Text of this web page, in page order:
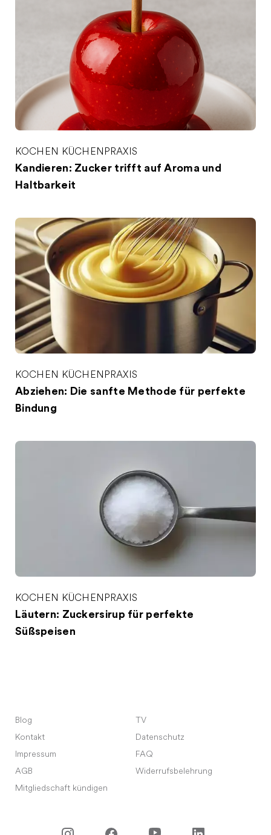
KOCHEN KÜCHENPRAXIS
Kandieren: Zucker trifft auf Aroma und
Haltbarkeit
KOCHEN KÜCHENPRAXIS
Abziehen: Die sanfte Methode für perfekte
Bindung
KOCHEN KÜCHENPRAXIS
Läutern: Zuckersirup für perfekte
Süßspeisen
Blog
TV
Kontakt
Datenschutz
Impressum
FAQ
AGB
Widerrufsbelehrung
Mitgliedschaft kündigen